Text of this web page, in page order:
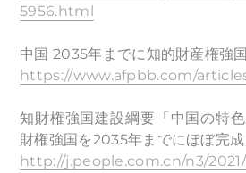
5956.html
中国 2035年までに知的財産権強
https://www.afpbb.com/
知財権強国建設綱要「中国の特
財権強国を2035年までにほぼ完成
http://j.people.com.cn/n3/